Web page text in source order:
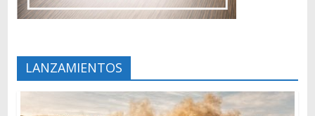
LANZAMIENTOS